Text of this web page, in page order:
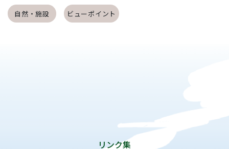
自然・施設 ビューポイント
リンク集